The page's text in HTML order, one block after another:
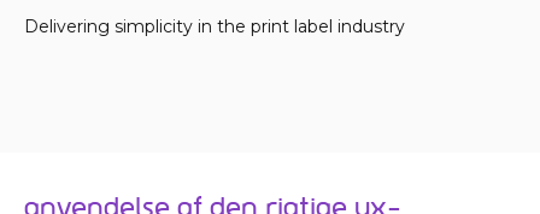
Delivering simplicity in the print label industry